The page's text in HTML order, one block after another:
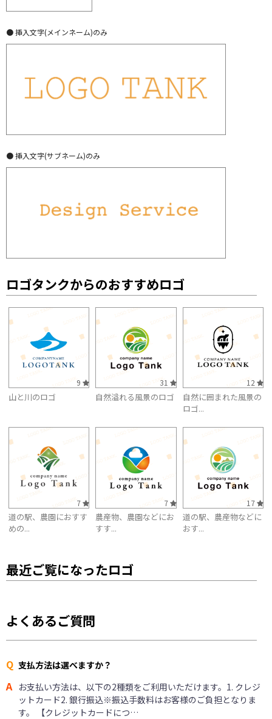
● 挿入文字(メインネーム)のみ
● 挿入文字(サブネーム)のみ
ロゴタンクからのおすすめロゴ
9
山と川のロゴ
31
自然溢れる風景のロゴ
12
自然に囲まれた風景の
ロゴ...
7
道の駅、農園におすす
めの...
7
農産物、農園などにお
すす...
17
道の駅、農産物などに
おす...
最近ご覧になったロゴ
よくあるご質問
Q 支払方法は選べますか？
A お支払い方法は、以下の2種類をご利用いただけます。1. クレジ
ットカード2. 銀行振込※振込手数料はお客様のご負担となりま
す。 【クレジットカードにつ…